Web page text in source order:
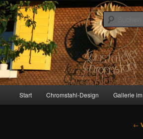
Zum
Inhalt
wechseln
Gallerie im Tenn
Start Chromstahl-Design Gallerie
←